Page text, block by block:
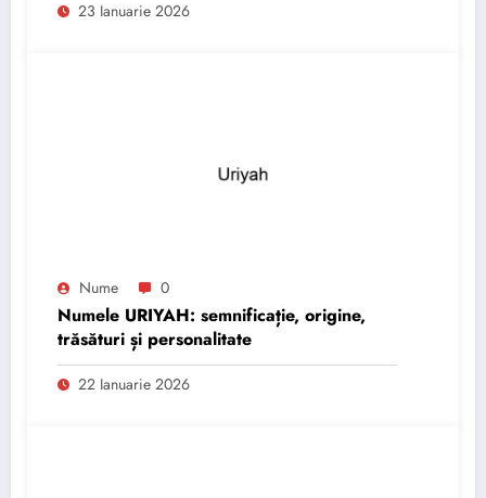
23 Ianuarie 2026
Nume 0
Numele URIYAH: semnificație, origine,
trăsături și personalitate
22 Ianuarie 2026